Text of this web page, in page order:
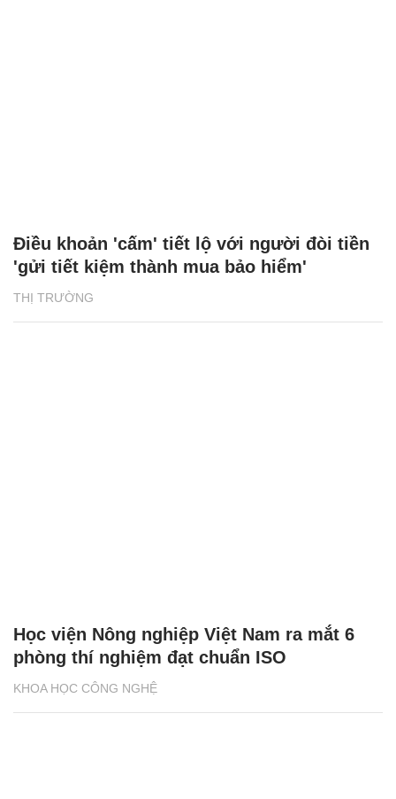
THỊ TRƯỜNG
Điều khoản 'cấm' tiết lộ với người đòi tiền
'gửi tiết kiệm thành mua bảo hiểm'
KHOA HỌC CÔNG NGHỆ
Học viện Nông nghiệp Việt Nam ra mắt 6
phòng thí nghiệm đạt chuẩn ISO